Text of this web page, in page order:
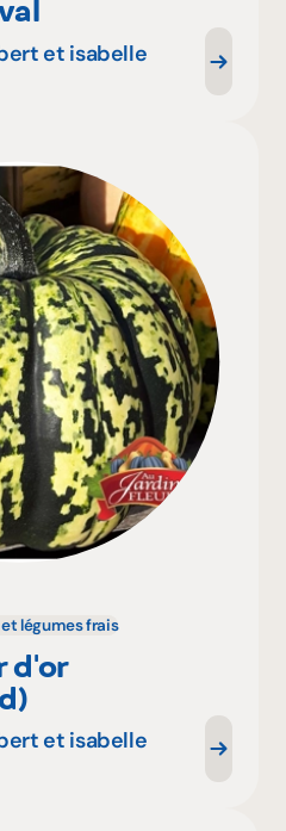
et isabelle
légumes frais
d'or
et isabelle